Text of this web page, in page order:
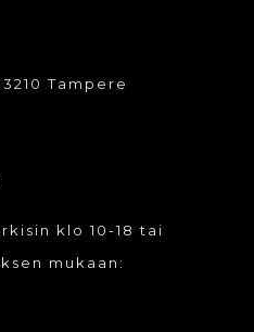
Tampere
klo 10-18 tai
mukaan: